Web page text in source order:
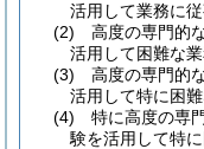
活用して業務に
(2)
高度の専門的
活用して困難な
(3)
高度の専門的
活用して特に困
(4)
特に高度の専
験を活用して特